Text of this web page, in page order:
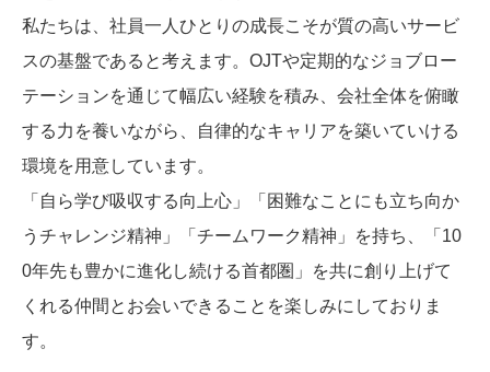
私たちは、社員一人ひとりの成長こそが質の高いサービ
スの基盤であると考えます。OJTや定期的なジョブロー
テーションを通じて幅広い経験を積み、会社全体を俯瞰
する力を養いながら、自律的なキャリアを築いていける
環境を用意しています。
「自ら学び吸収する向上心」「困難なことにも立ち向か
うチャレンジ精神」「チームワーク精神」を持ち、「10
0年先も豊かに進化し続ける首都圏」を共に創り上げて
くれる仲間とお会いできることを楽しみにしておりま
す。